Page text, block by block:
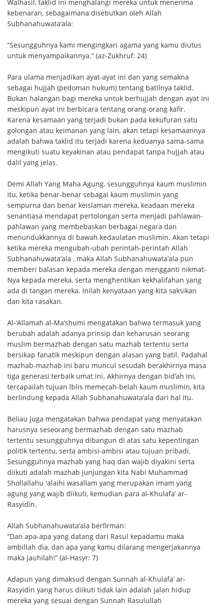
Walhasil, taklid ini menghalangi mereka untuk menerima
kebenaran, sebagaimana disebutkan oleh Allah
Subhanahuwata’ala:
“Sesungguhnya kami mengingkari agama yang kamu diutus
untuk menyampaikannya.” (az-Zukhruf: 24)
Para ulama menjadikan ayat-ayat ini dan yang semakna
sebagai hujjah (pedoman hukum) tentang batilnya taklid.
Bukan halangan bagi mereka untuk berhujjah dengan ayat ini
meskipun ayat ini berbicara tentang orang-orang kafir.
Karena kesamaan yang terjadi bukan pada kekufuran satu
golongan atau keimanan yang lain, akan tetapi kesamaannya
adalah bahwa taklid itu terjadi karena keduanya sama-sama
mengikuti suatu keyakinan atau pendapat tanpa hujjah atau
dalil yang jelas.
Demi Allah Yang Maha Agung, sesungguhnya kaum muslimin
itu, ketika benar-benar sebagai kaum muslimin yang
sempurna dan benar keislaman mereka, keadaan mereka
senantiasa mendapat pertolongan serta menjadi pahlawan-
pahlawan yang membebaskan berbagai negara dan
menundukkannya di bawah kedaulatan muslimin. Akan tetapi
ketika mereka mengubah-ubah perintah-perintah Allah
Subhanahuwata’ala , maka Allah Subhanahuwata’ala pun
memberi balasan kepada mereka dengan mengganti nikmat-
Nya kepada mereka, serta menghentikan kekhalifahan yang
ada di tangan mereka. Inilah kenyataan yang kita saksikan
dan kita rasakan.
Al-‘Allamah al-Ma’shumi mengatakan bahwa termasuk yang
berubah adalah adanya prinsip dan keharusan seorang
muslim bermazhab dengan satu mazhab tertentu serta
bersikap fanatik meskipun dengan alasan yang batil. Padahal
mazhab-mazhab ini baru muncul sesudah berakhirnya masa
tiga generasi terbaik umat ini. Akhirnya dengan bid’ah ini,
tercapailah tujuan lblis memecah-belah kaum muslimin, kita
berlindung kepada Allah Subhanahuwata’ala dari hal itu.
Beliau juga mengatakan bahwa pendapat yang menyatakan
harusnya seseorang bermazhab dengan satu mazhab
tertentu sesungguhnya dibangun di atas satu kepentingan
politik tertentu, serta ambisi-ambisi atau tujuan pribadi.
Sesungguhnya mazhab yang haq dan wajib diyakini serta
diikuti adalah mazhab junjungan kita Nabi Muhammad
Shollallahu 'alaihi wasallam yang merupakan imam yang
agung yang wajib diikuti, kemudian para al-Khulafa’ ar-
Rasyidin.
Allah Subhanahuwata’ala berfirman:
“Dan apa-apa yang datang dari Rasul kepadamu maka
ambillah dia, dan apa yang kamu dilarang mengerjakannya
maka jauhilah!” (al-Hasyr: 7)
Adapun yang dimaksud dengan Sunnah al-Khulafa’ ar-
Rasyidin yang harus diikuti tidak lain adalah jalan hidup
mereka yang sesuai dengan Sunnah Rasulullah